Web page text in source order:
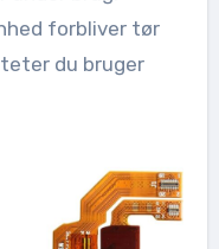
forbliver tør
du bruger